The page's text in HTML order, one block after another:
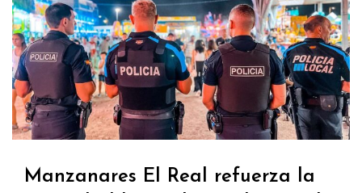
Manzanares El Real refuerza la